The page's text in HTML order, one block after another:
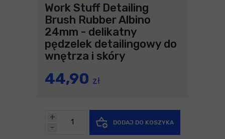
Work Stuff Detailing
Brush Rubber Albino
24mm - delikatny
pędzelek detailingowy do
wnętrza i skóry
44,90 zł
-
+
DODAJ DO KOSZYKA